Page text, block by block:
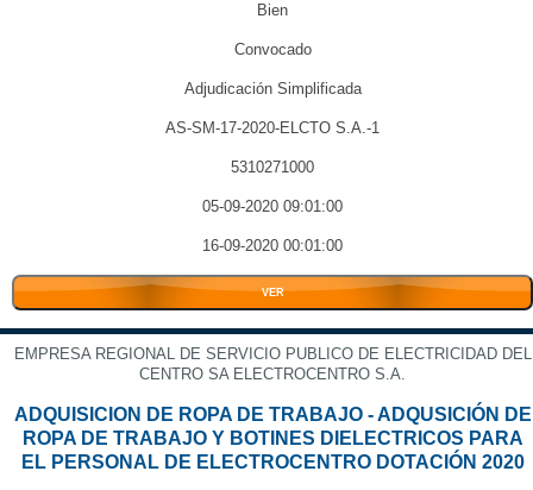
Bien
Convocado
Adjudicación Simplificada
AS-SM-17-2020-ELCTO S.A.-1
5310271000
05-09-2020 09:01:00
16-09-2020 00:01:00
VER
EMPRESA REGIONAL DE SERVICIO PUBLICO DE ELECTRICIDAD DEL
CENTRO SA ELECTROCENTRO S.A.
ADQUISICION DE ROPA DE TRABAJO - ADQUSICIÓN DE
ROPA DE TRABAJO Y BOTINES DIELECTRICOS PARA
EL PERSONAL DE ELECTROCENTRO DOTACIÓN 2020